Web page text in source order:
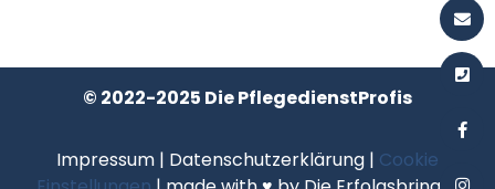
© 2022-2025 Die PflegedienstProfis
Impressum | Datenschutzerklärung | Cookie